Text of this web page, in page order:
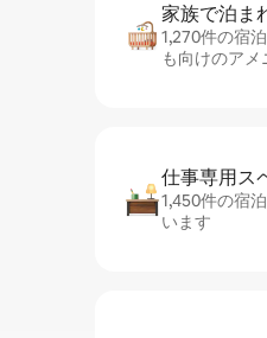
家族で泊ま
1,270件の宿
も向けのア
仕事専用ス⁠
1,450件の宿
います